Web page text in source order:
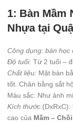
1: Bàn Mầm
Nhựa tại
Công dụng: bàn học
Độ tuổi: Từ 2 tuối –
Chất liệu: Mặt bàn
tốt. Chân bằng sắt
Màu sắc: Như ảnh
Kích thước:(DxRxC):
cao của Mầm –